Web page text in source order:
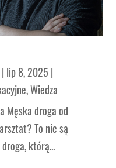
| lip 8, 2025 |
,Wiedza
Męska droga od
To nie są
którą...